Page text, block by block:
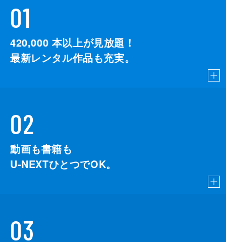
01
420,000 本以上が見放題！
最新レンタル作品も充実。
02
動画も書籍も
U-NEXTひとつでOK。
03